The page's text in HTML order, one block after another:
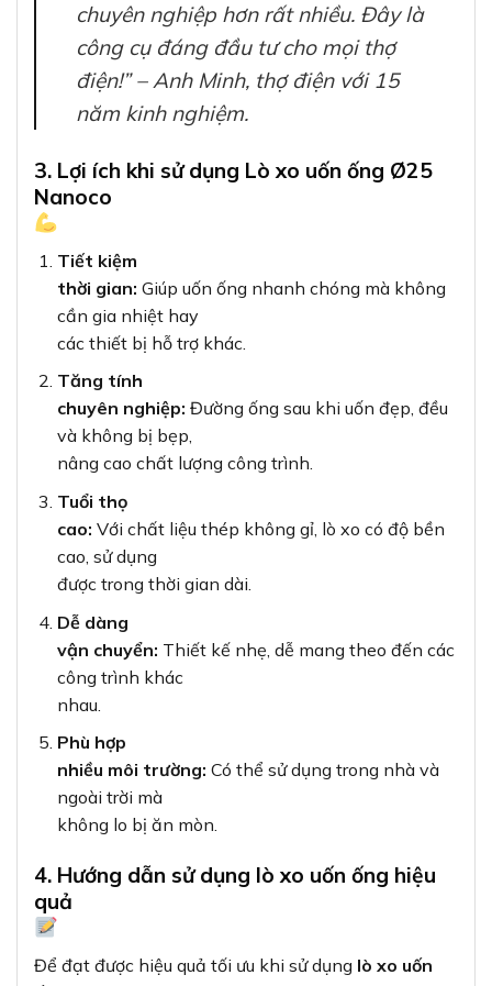
chuyên nghiệp hơn rất nhiều. Đây là
công cụ đáng đầu tư cho mọi thợ
điện!” – Anh Minh, thợ điện với 15
năm kinh nghiệm.
3. Lợi ích khi sử dụng Lò xo uốn ống Ø25
Nanoco
Tiết kiệm
thời gian: Giúp uốn ống nhanh chóng mà không
cần gia nhiệt hay
các thiết bị hỗ trợ khác.
Tăng tính
chuyên nghiệp: Đường ống sau khi uốn đẹp, đều
và không bị bẹp,
nâng cao chất lượng công trình.
Tuổi thọ
cao: Với chất liệu thép không gỉ, lò xo có độ bền
cao, sử dụng
được trong thời gian dài.
Dễ dàng
vận chuyển: Thiết kế nhẹ, dễ mang theo đến các
công trình khác
nhau.
Phù hợp
nhiều môi trường: Có thể sử dụng trong nhà và
ngoài trời mà
không lo bị ăn mòn.
4. Hướng dẫn sử dụng lò xo uốn ống hiệu
quả
Để đạt được hiệu quả tối ưu khi sử dụng lò xo uốn